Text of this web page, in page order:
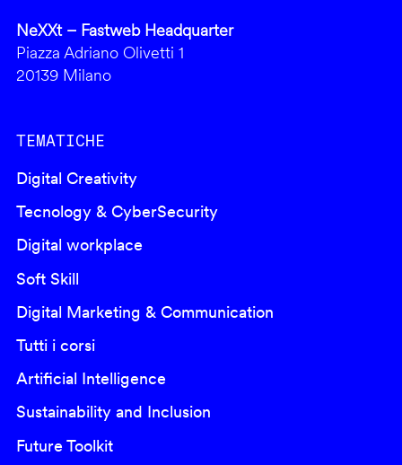
NeXXt – Fastweb Headquarter
Piazza Adriano Olivetti 1
20139 Milano
TEMATICHE
Digital Creativity
Tecnology & CyberSecurity
Digital workplace
Soft Skill
Digital Marketing & Communication
Tutti i corsi
Artificial Intelligence
Sustainability and Inclusion
Future Toolkit